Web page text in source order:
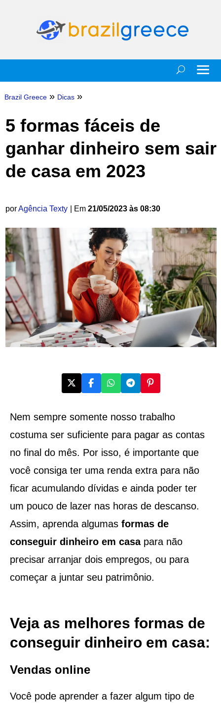
Brazil Greece » Dicas »
5 formas fáceis de
ganhar dinheiro sem sair
de casa em 2023
porAgência Texty | Em 21/05/2023 às 08:30
Nem sempre somente nosso trabalho
costuma ser suficiente para pagar as contas
no final do mês. Por isso, é importante que
você consiga ter uma renda extra para não
ficar acumulando dívidas e ainda poder ter
um pouco de lazer nas horas de descanso.
Assim, aprenda algumasformas de
conseguir dinheiro em casapara não
precisar arranjar dois empregos, ou para
começar a juntar seu patrimônio.
Veja as melhores formas de
conseguir dinheiro em casa:
Vendas online
Você pode aprender a fazer algum tipo de